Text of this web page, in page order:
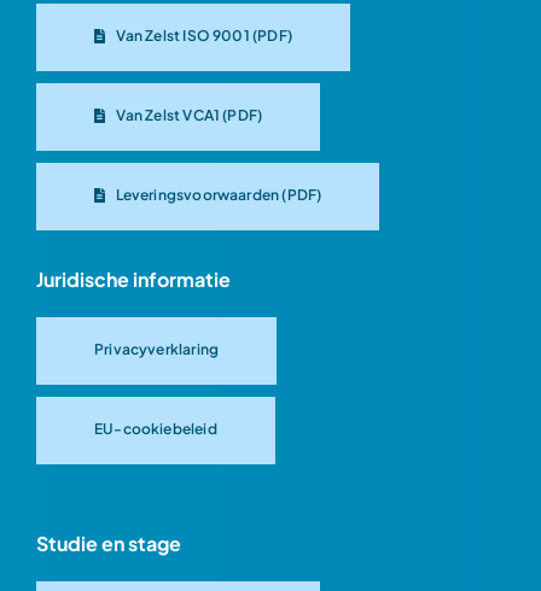
Van Zelst ISO 9001 (PDF)
Van Zelst VCA1 (PDF)
Leveringsvoorwaarden (PDF)
Juridische informatie
Privacyverklaring
EU-cookiebeleid
Studie en stage